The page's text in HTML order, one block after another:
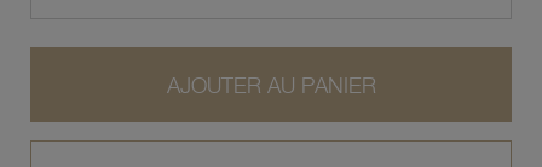
AJOUTER AU PANIER